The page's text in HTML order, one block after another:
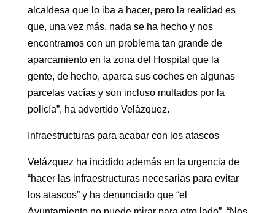
alcaldesa que lo iba a hacer, pero la realidad es
que, una vez más, nada se ha hecho y nos
encontramos con un problema tan grande de
aparcamiento en la zona del Hospital que la
gente, de hecho, aparca sus coches en algunas
parcelas vacías y son incluso multados por la
policía”, ha advertido Velázquez.
Infraestructuras para acabar con los atascos
Velázquez ha incidido además en la urgencia de
“hacer las infraestructuras necesarias para evitar
los atascos” y ha denunciado que “el